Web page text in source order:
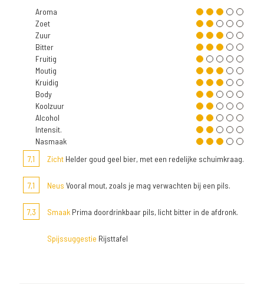
Aroma
Zoet
Zuur
Bitter
Fruitig
Moutig
Kruidig
Body
Koolzuur
Alcohol
Intensit.
Nasmaak
7,1
Zicht Helder goud geel bier, met een redelijke schuimkraag.
7,1 Neus Vooral mout, zoals je mag verwachten bij een pils.
7,3 Smaak Prima doordrinkbaar pils, licht bitter in de afdronk.
Spijssuggestie Rijsttafel